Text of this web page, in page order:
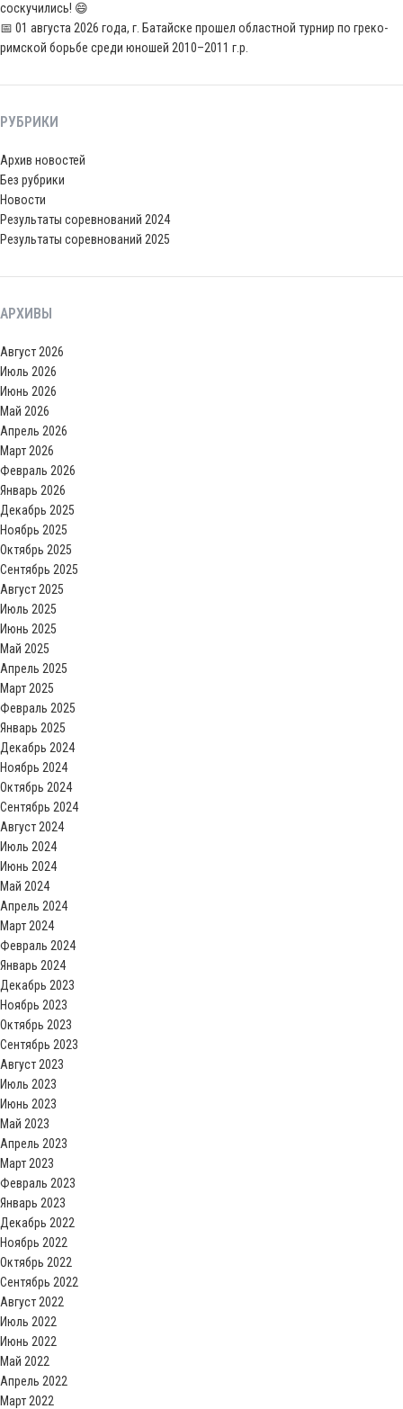
соскучились! 😄
📅 01 августа 2026 года, г. Батайске прошел областной турнир по греко-
римской борьбе среди юношей 2010–2011 г.р.
РУБРИКИ
Архив новостей
Без рубрики
Новости
Результаты соревнований 2024
Результаты соревнований 2025
АРХИВЫ
Август 2026
Июль 2026
Июнь 2026
Май 2026
Апрель 2026
Март 2026
Февраль 2026
Январь 2026
Декабрь 2025
Ноябрь 2025
Октябрь 2025
Сентябрь 2025
Август 2025
Июль 2025
Июнь 2025
Май 2025
Апрель 2025
Март 2025
Февраль 2025
Январь 2025
Декабрь 2024
Ноябрь 2024
Октябрь 2024
Сентябрь 2024
Август 2024
Июль 2024
Июнь 2024
Май 2024
Апрель 2024
Март 2024
Февраль 2024
Январь 2024
Декабрь 2023
Ноябрь 2023
Октябрь 2023
Сентябрь 2023
Август 2023
Июль 2023
Июнь 2023
Май 2023
Апрель 2023
Март 2023
Февраль 2023
Январь 2023
Декабрь 2022
Ноябрь 2022
Октябрь 2022
Сентябрь 2022
Август 2022
Июль 2022
Июнь 2022
Май 2022
Апрель 2022
Март 2022